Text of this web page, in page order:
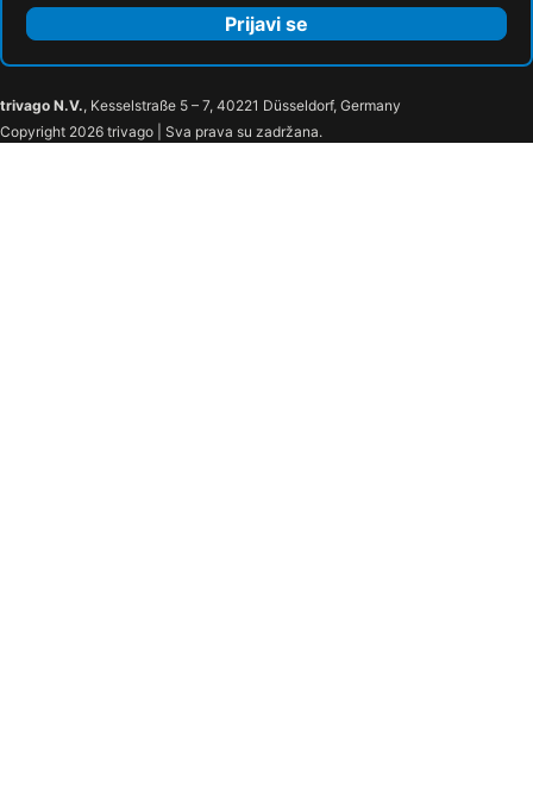
Prijavi se
trivago N.V., Kesselstraße 5 – 7, 40221 Düsseldorf, Germany
Copyright 2026 trivago | Sva prava su zadržana.